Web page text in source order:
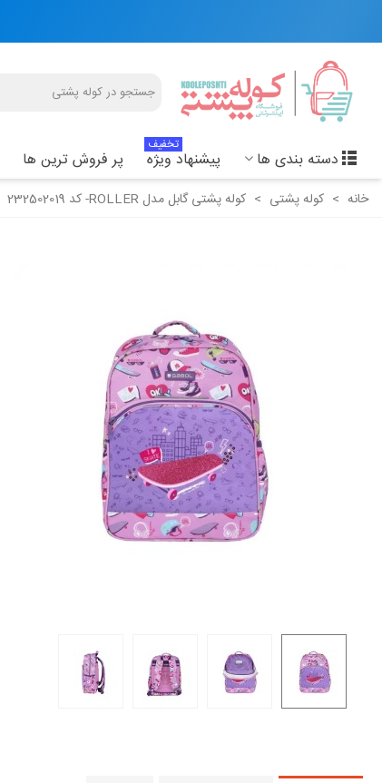
دسته بندی ها پیشنهاد ویژه
تخفیف
پر فروش ترین ها
خانه > کوله پشتی > کوله پشتی گابل مدل ROLLER- کد 232502019
4,400,000 تومان
کوله پشتی مدرسه ای دخترانه گابل مدل
236040 Funny
7,810,000 تومان
کوله پشتی مدرسه ای دخترانه گابل مدل
Acqua 235740
7,810,000 تومان